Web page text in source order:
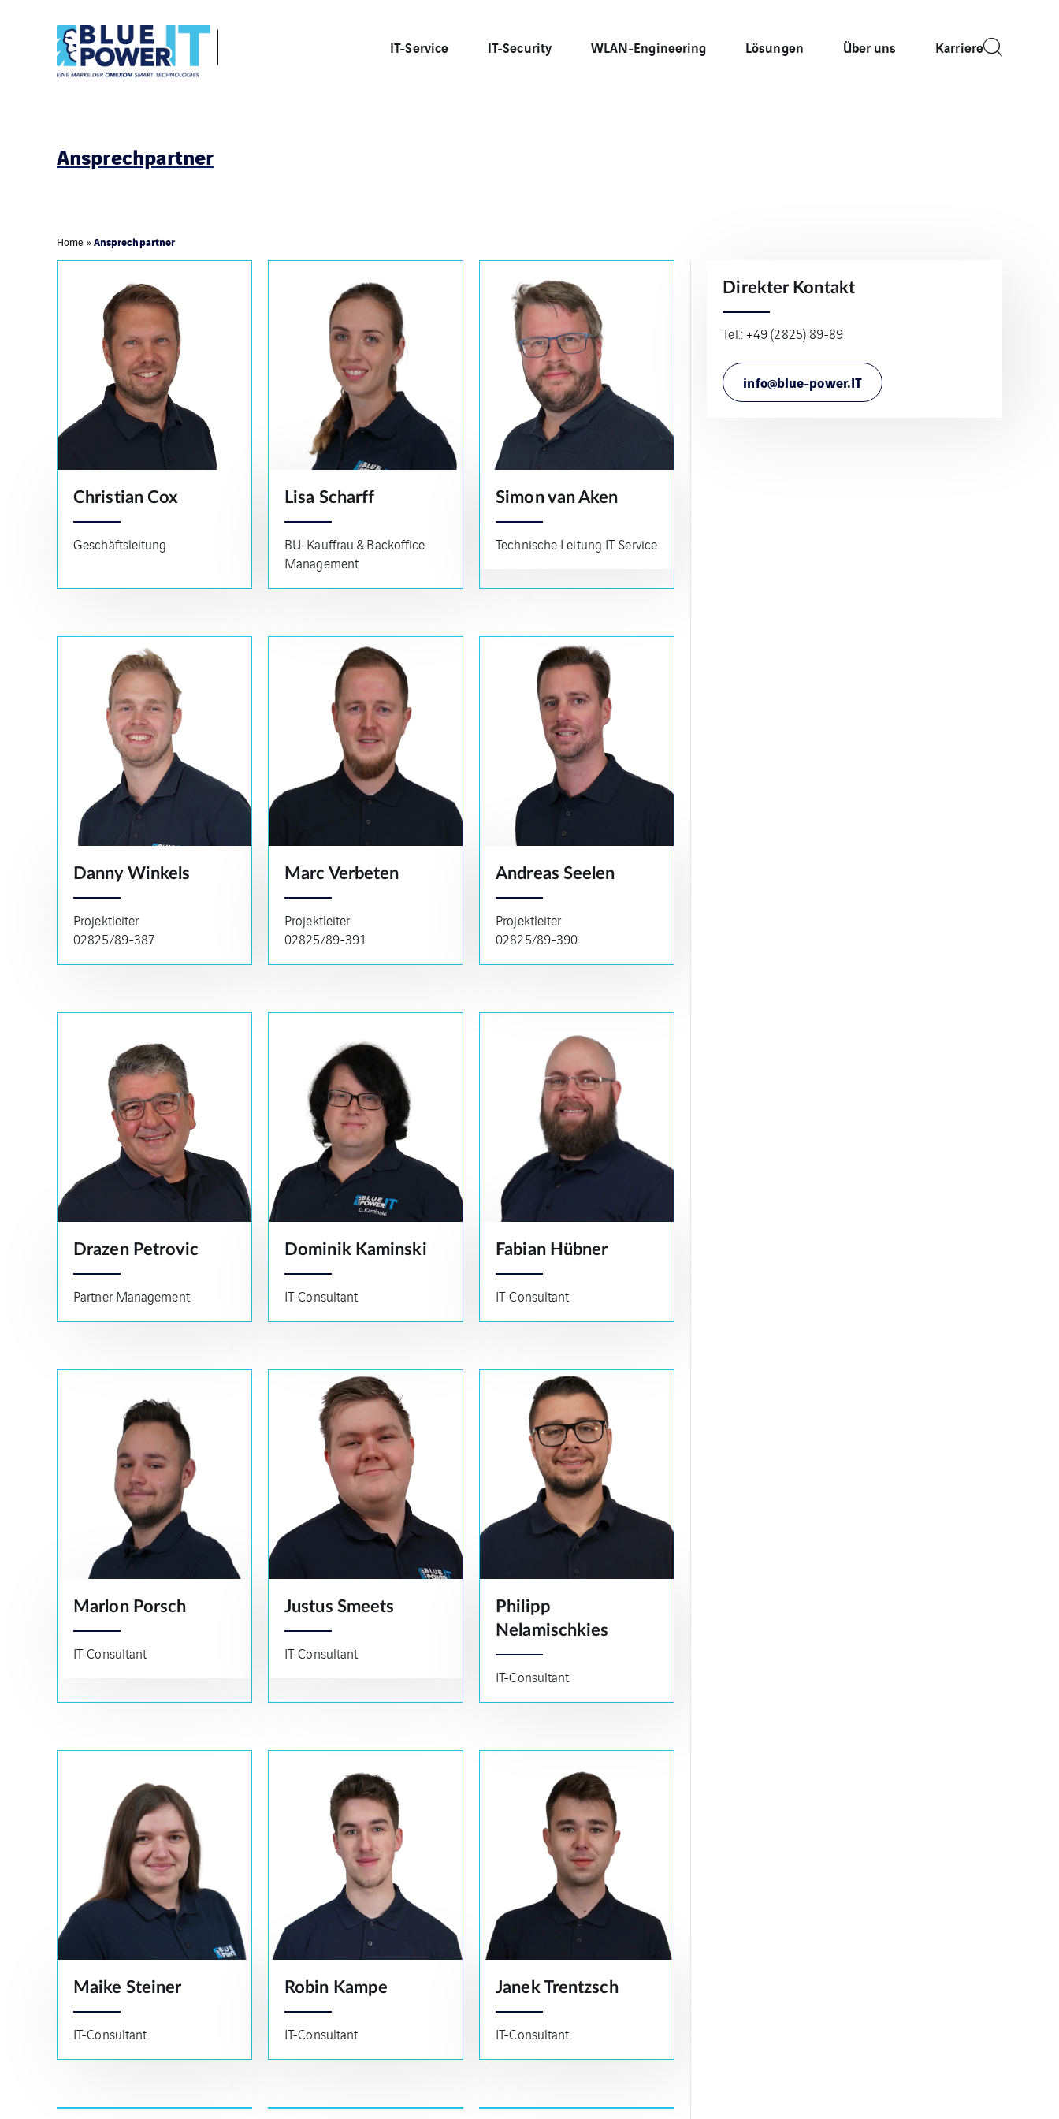
IT-Service IT-Security WLAN-Engineering Lösungen Über uns Karriere
Ansprechpartner
Home »Ansprechpartner
Christian Cox
Geschäftsleitung
Lisa Scharff
BU-Kauffrau & Backoffice
Management
Simon van Aken
Technische Leitung IT-Service
Danny Winkels
Projektleiter
02825/89-387
Marc Verbeten
Projektleiter
02825/89-391
Andreas Seelen
Projektleiter
02825/89-390
Drazen Petrovic
Partner Management
Dominik Kaminski
IT-Consultant
Fabian Hübner
IT-Consultant
Marlon Porsch
IT-Consultant
Justus Smeets
IT-Consultant
Philipp
Nelamischkies
IT-Consultant
Maike Steiner
IT-Consultant
Robin Kampe
IT-Consultant
Janek Trentzsch
IT-Consultant
Direkter Kontakt
Tel.: +49 (2825) 89-89
info@blue-power.IT